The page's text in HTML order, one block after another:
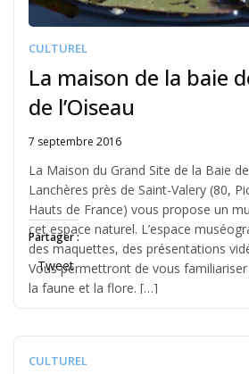
CULTUREL
La maison de la baie
de l’Oiseau
Written
Jérémie
7 septembre 2016
La Maison du Grand Site de la Baie
Lanchères près de Saint-Valery (80,
Hauts de France) vous propose un
cet espace naturel. L’espace
des maquettes, des présentations
Vous permettront de vous
la faune et la flore. […]
Partager :
Tweet
CULTUREL